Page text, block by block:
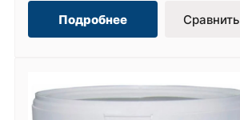
Подробнее Сравнить